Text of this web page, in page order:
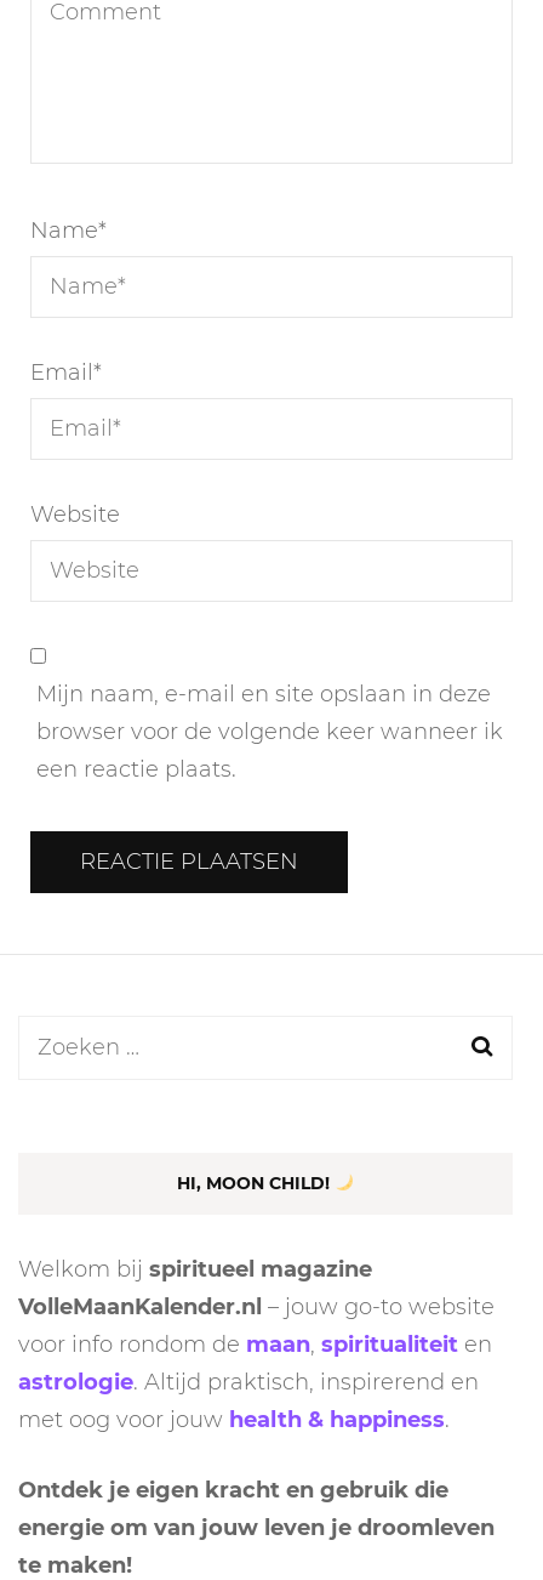
Name*
Email *
Website
Mijn naam, e-mail en site opslaan in deze
browser voor de volgende keer wanneer ik
een reactie plaats.
Zoeken
HI, MOON CHILD!
Welkom bij spiritueel magazine
VolleMaanKalender.nl – jouw go-to website
voor info rondom de maan, spiritualiteit en
astrologie. Altijd praktisch, inspirerend en
met oog voor jouw health & happiness.
Ontdek je eigen kracht en gebruik die
energie om van jouw leven je droomleven
te maken!